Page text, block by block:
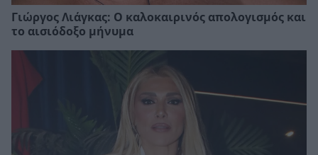
Γιώργος Λιάγκας: Ο καλοκαιρινός απολογισμός και
το αισιόδοξο μήνυμα